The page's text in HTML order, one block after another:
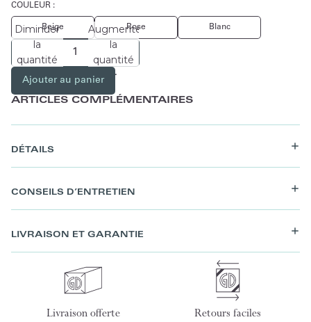
COULEUR :
Beige Rose Blanc
Diminuer
la
quantité
Augmenter
la
quantité
Ajouter au panier
ARTICLES COMPLÉMENTAIRES
DÉTAILS
CONSEILS D’ENTRETIEN
LIVRAISON ET GARANTIE
Livraison offerte
Retours faciles